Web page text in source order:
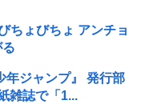
ちょびちょ アンチョ
年ジャンプ』 発行部
雑誌で「1...